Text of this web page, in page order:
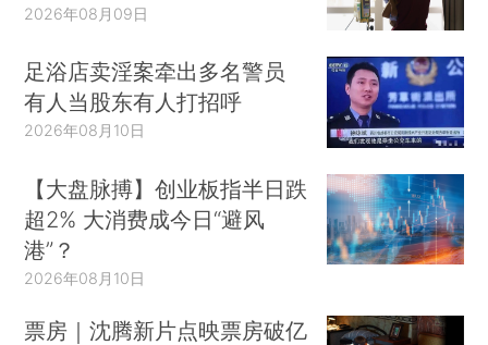
2026年08月09日
足浴店卖淫案牵出多名警员
有人当股东有人打招呼
2026年08月10日
【大盘脉搏】创业板指半日跌
超2% 大消费成今日“避风
港”？
2026年08月10日
票房｜沈腾新片点映票房破亿